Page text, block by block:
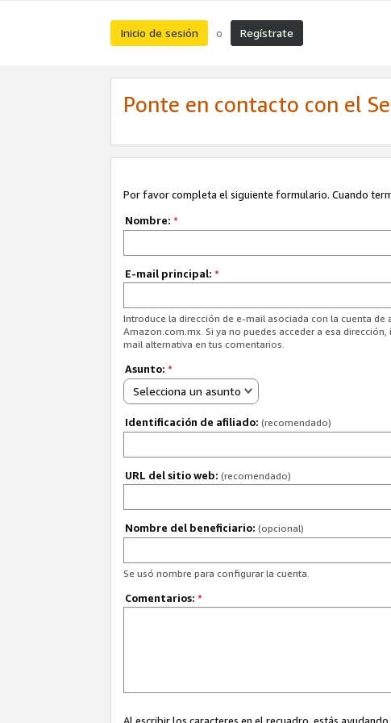
Inicio de sesión o Regístrate
Ponte en contacto con el
Por favor completa el siguiente formulario. Cuando
Nombre: *
E-mail principal: *
Introduce la dirección de e-mail asociada con la cuenta de
Amazon.com.mx. Si ya no puedes acceder a esa
mail alternativa en tus comentarios.
Asunto: *
Selecciona un asunto
Identificación de afiliado: (recomendado)
URL del sitio web: (recomendado)
Nombre del beneficiario: (opcional)
Se usó nombre para configurar la cuenta.
Comentarios: *